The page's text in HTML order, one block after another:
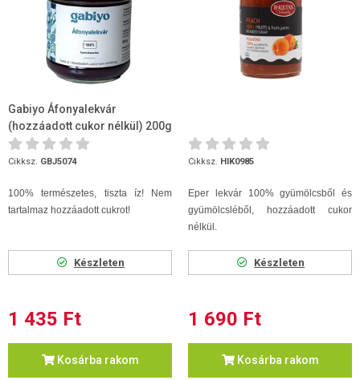
Gabiyo Áfonyalekvár
(hozzáadott cukor nélkül) 200g
Cikksz. GBJ5074
100% természetes, tiszta íz! Nem
tartalmaz hozzáadott cukrot!
Készleten
1 435 Ft
Kosárba rakom
Cikksz. HIK0985
Eper lekvár 100% gyümölcsből és
gyümölcsléből, hozzáadott cukor
nélkül.
Készleten
1 690 Ft
Kosárba rakom